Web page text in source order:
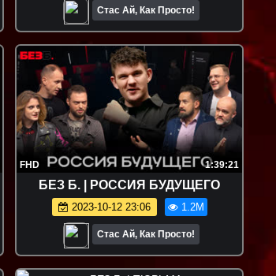
Стас Ай, Как Просто!
FHD 1:39:21
БЕЗ Б. | РОССИЯ БУДУЩЕГО
2023-10-12 23:06 1.2M
Стас Ай, Как Просто!